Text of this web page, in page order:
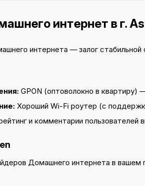
интернет в г.
интернета — залог стабильной
GPON (оптоволокно в
Хороший Wi-Fi роутер (с
и комментарии пользователей
Домашнего интернета в вашем